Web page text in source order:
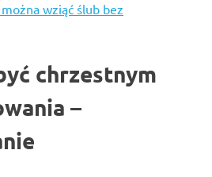
można wziąć ślub bez
chrzestnym
–